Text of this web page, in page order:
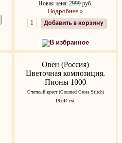
Новая цена: 2999 руб.
Подробнее »
Добавить в корзину
В избранное
Овен (Россия)
Цветочная композиция.
Пионы 1000
Счетный крест (Counted Cross Stitch)
19х44 см.